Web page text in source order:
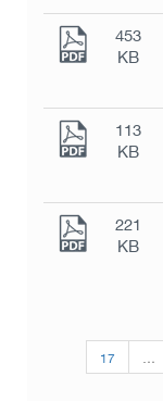
453
KB
113
KB
221
KB
…
17